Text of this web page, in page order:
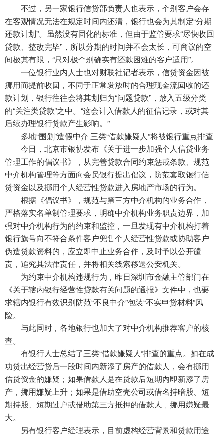
不过，另一家银行信贷部负责人也表示，个别客户会存
在客观情况无法在规定时间内还清，银行也会为其制定“分期
还款计划”。虽然没有固化的标准，但由于监管要求“尽快收回
贷款、整改完毕”，所以分期的时间并不会太长，可商议的空
间极其有限，“只对极个别确实有还款困难的客户适用”。
一位银行业内人士也对财联社记者表示，信贷资金因被
挪用而提前收回，不同于正常发放时的合理现金流回收的还
款计划，银行往往会将其划归为“问题贷款”，放入五级分类
的“关注类贷款”之中。“这会计入借款人的征信记录，或对其
后续办理银行贷款产生影响。”
多地“围剿”造假中介 三类“借款嫌疑人”将被银行重点排查
今日，北京市银协发布《关于进一步加强个人信贷业务
管理工作的倡议书》，从完善贷款合同约束惩戒条款、规范
中介机构管理等方面向会员银行提出倡议，防范套取银行信
贷资金以及挪用个人经营性贷款进入房地产市场的行为。
根据《倡议书》，规范与第三方中介机构的业务合作，
严格落实名单制管理要求，明确中介机构业务职责边界，加
强对中介机构行为的约束和监控，一旦发现有中介机构打着
银行旗号向不符合条件客户兜售个人经营性贷款或协助客户
伪造贷款资料的，应立即中止业务合作，及时予以公开谴
责，追究其法律责任，并将相关线索移送公安机关。
为约束中介机构违规行为，昨日深圳市金融主管部门在
《关于辖内银行经营性贷款有关问题的通报》文件中，也要
求辖内银行有效识别防范“不良中介”包装“不实申贷材料”风
险。
与此同时，各地银行也加大了对中介机构推荐客户的核
查。
有银行人士总结了三类“借款嫌疑人“排查的重点。如在成
功贷出经营贷后一段时间内新添了房产的借款人，会有挪用
信贷资金的嫌疑；如果借款人是在贷款后短期内即新添了房
产，挪用嫌疑上升；如果是借助空壳公司或借名持暗股、短
期持股、短期过户或借助第三方抵押的借款人，挪用嫌疑最
大。
另有银行客户经理表示，目前虚构经营背景和贷款用途